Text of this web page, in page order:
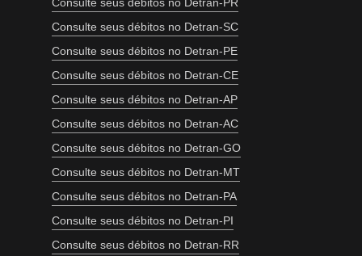
Consulte seus débitos no Detran-PR
Consulte seus débitos no Detran-SC
Consulte seus débitos no Detran-PE
Consulte seus débitos no Detran-CE
Consulte seus débitos no Detran-AP
Consulte seus débitos no Detran-AC
Consulte seus débitos no Detran-GO
Consulte seus débitos no Detran-MT
Consulte seus débitos no Detran-PA
Consulte seus débitos no Detran-PI
Consulte seus débitos no Detran-RR